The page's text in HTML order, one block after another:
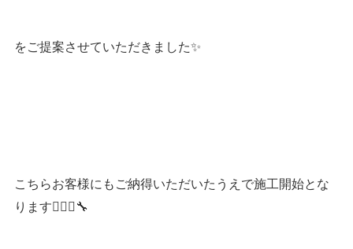
をご提案させていただきました✨
こちらお客様にもご納得いただいたうえで施工開始とな
ります👷🏻‍♂️🔧